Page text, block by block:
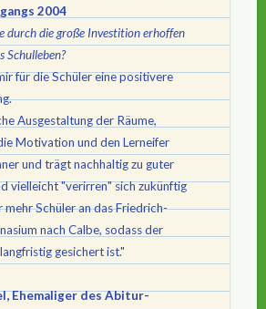
2004
durch die große Investition erhoffen
Schulleben?
für die Schüler eine positivere
Ausgestaltung der Räume,
Motivation und den Lerneifer
und trägt nachhaltig zu guter
vielleicht "verirren" sich zukünftig
mehr Schüler an das Friedrich-
nach Calbe, sodass der
gesichert ist."
Ehemaliger des Abitur-